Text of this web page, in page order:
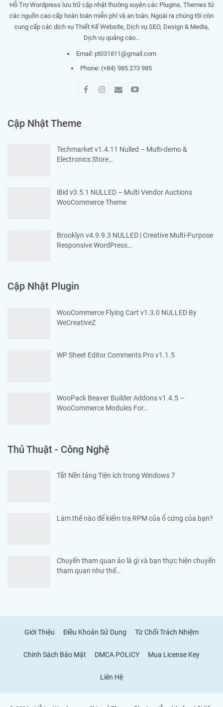
Hỗ Trợ Wordpress lưu trữ cập nhật thường xuyên các Plugins, Themes từ
các nguồn cao cấp hoàn toàn miễn phí và an toàn. Ngoài ra chúng tôi còn
cung cấp các dịch vụ Thiết Kế Website, Dịch vụ SEO, Design & Media,
Dịch vụ quảng cáo...
Email: pt031811@gmail.com
Phone: (+84) 985 273 985
Cập Nhật Theme
Techmarket v1.4.11 Nulled – Multi-demo &
Electronics Store…
iBid v3.5.1 NULLED – Multi Vendor Auctions
WooCommerce Theme
Brooklyn v4.9.9.3 NULLED | Creative Multi-Purpose
Responsive WordPress…
Cập Nhật Plugin
WooCommerce Flying Cart v1.3.0 NULLED By
WeCreativeZ
WP Sheet Editor Comments Pro v1.1.5
WooPack Beaver Builder Addons v1.4.5 –
WooCommerce Modules For…
Thủ Thuật - Công Nghệ
Tắt Nền tảng Tiện ích trong Windows 7
Làm thế nào để kiểm tra RPM của ổ cứng của bạn?
Chuyến tham quan ảo là gì và bạn thực hiện chuyến
tham quan như thế…
Giới Thiệu Điều Khoản Sử Dụng Từ Chối Trách Nhiệm
Chính Sách Bảo Mật DMCA POLICY Mua License Key
Liên Hệ